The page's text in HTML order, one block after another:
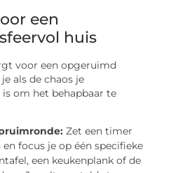
een
huis
voor een opgeruimd
als de chaos je
om het behapbaar te
Zet een timer
focus je op één specifieke
een keukenplank of de